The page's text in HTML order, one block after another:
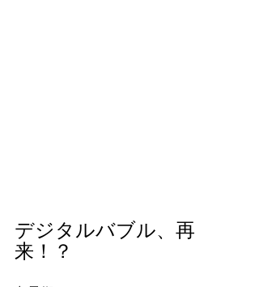
デジタルバブル、再
来！？